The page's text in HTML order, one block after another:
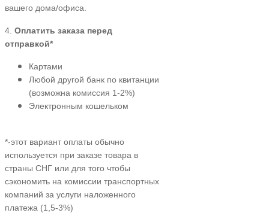
вашего дома/офиса.
4. Оплатить заказа перед
отправкой*
Картами
Любой другой банк по квитанции
(возможна комиссия 1-2%)
Электронным кошельком
*-этот вариант оплаты обычно
используется при заказе товара в
страны СНГ или для того чтобы
сэкономить на комиссии транспортных
компаний за услуги наложенного
платежа (1,5-3%)